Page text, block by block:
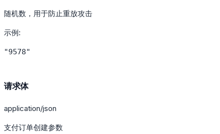
随机数，用于防止重放攻击
示例:
"9578"
请求体
application/json
支付订单创建参数